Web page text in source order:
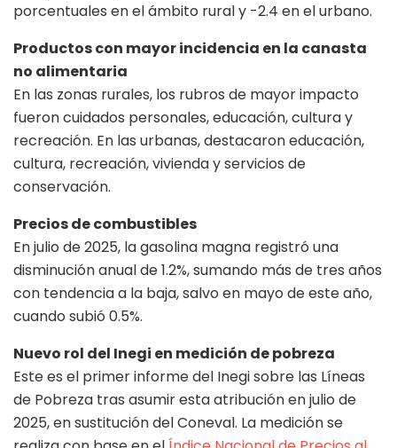
porcentuales en el ámbito rural y -2.4 en el urbano.
Productos con mayor incidencia en la canasta
no alimentaria
En las zonas rurales, los rubros de mayor impacto
fueron cuidados personales, educación, cultura y
recreación. En las urbanas, destacaron educación,
cultura, recreación, vivienda y servicios de
conservación.
Precios de combustibles
En julio de 2025, la gasolina magna registró una
disminución anual de 1.2%, sumando más de tres años
con tendencia a la baja, salvo en mayo de este año,
cuando subió 0.5%.
Nuevo rol del Inegi en medición de pobreza
Este es el primer informe del Inegi sobre las Líneas
de Pobreza tras asumir esta atribución en julio de
2025, en sustitución del Coneval. La medición se